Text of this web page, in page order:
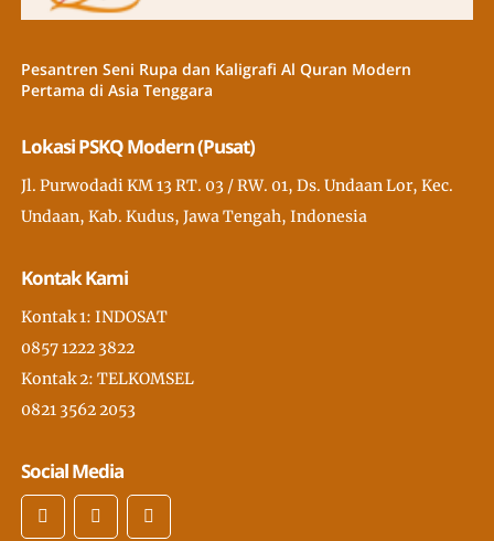
Pesantren Seni Rupa dan Kaligrafi Al Quran Modern
Pertama di Asia Tenggara
Lokasi PSKQ Modern (Pusat)
Jl. Purwodadi KM 13 RT. 03 / RW. 01, Ds. Undaan Lor, Kec.
Undaan, Kab. Kudus, Jawa Tengah, Indonesia
Kontak Kami
Kontak 1: INDOSAT
0857 1222 3822
Kontak 2: TELKOMSEL
0821 3562 2053
Social Media